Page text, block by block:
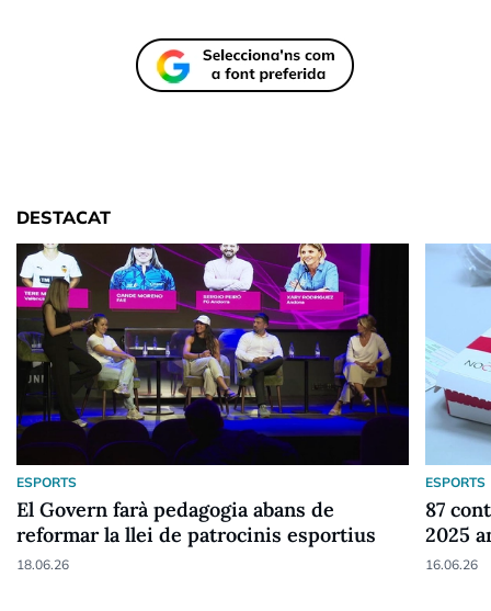
DESTACAT
ESPORTS
El Govern farà pedagogia abans de
reformar la llei de patrocinis esportius
18.06.26
ESPORTS
87
2025
16.06.26